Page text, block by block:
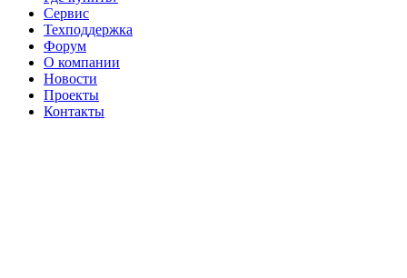
Сервис
Техподдержка
Форум
О компании
Новости
Проекты
Контакты